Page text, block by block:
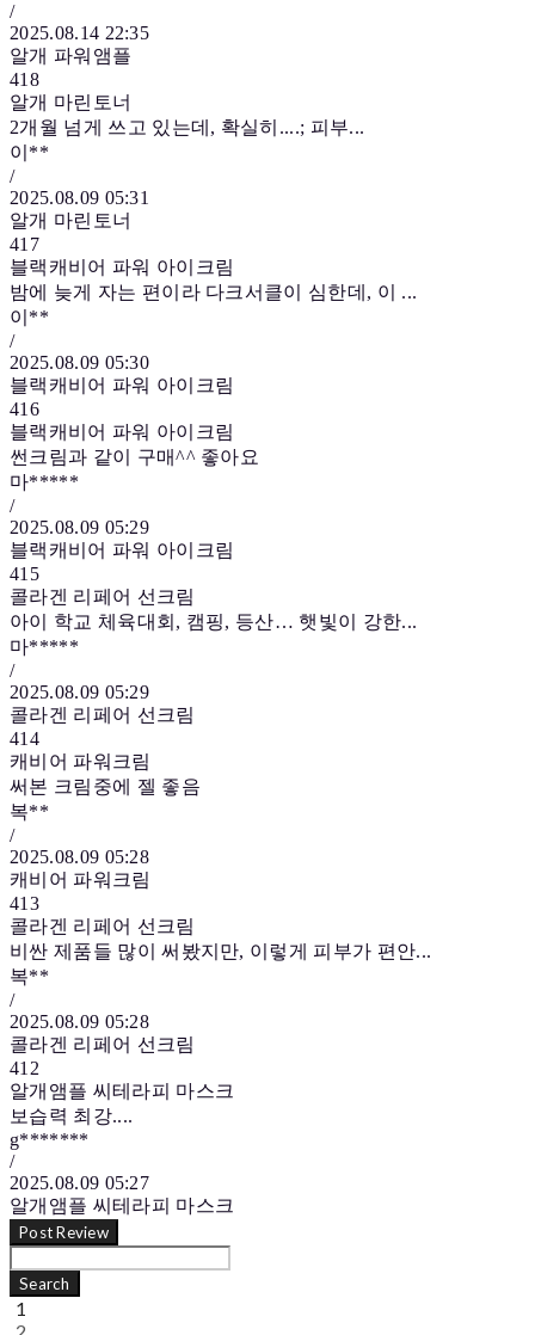
/
2025.08.14 22:35
알개 파워앰플
418
알개 마린토너
2개월 넘게 쓰고 있는데, 확실히....; 피부...
이**
/
2025.08.09 05:31
알개 마린토너
417
블랙캐비어 파워 아이크림
밤에 늦게 자는 편이라 다크서클이 심한데, 이 ...
이**
/
2025.08.09 05:30
블랙캐비어 파워 아이크림
416
블랙캐비어 파워 아이크림
썬크림과 같이 구매^^ 좋아요
마*****
/
2025.08.09 05:29
블랙캐비어 파워 아이크림
415
콜라겐 리페어 선크림
아이 학교 체육대회, 캠핑, 등산… 햇빛이 강한...
마*****
/
2025.08.09 05:29
콜라겐 리페어 선크림
414
캐비어 파워크림
써본 크림중에 젤 좋음
복**
/
2025.08.09 05:28
캐비어 파워크림
413
콜라겐 리페어 선크림
비싼 제품들 많이 써봤지만, 이렇게 피부가 편안...
복**
/
2025.08.09 05:28
콜라겐 리페어 선크림
412
알개앰플 씨테라피 마스크
보습력 최강....
g*******
/
2025.08.09 05:27
알개앰플 씨테라피 마스크
Post Review
Search
1